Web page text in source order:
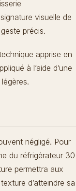
visuelle de
précis.
apprise en
à l’aide d’une
négligé. Pour
du réfrigérateur 30
permettra aux
d’atteindre sa